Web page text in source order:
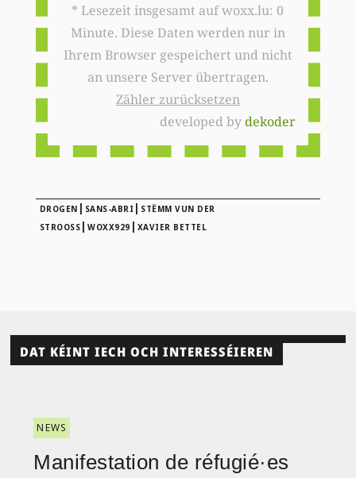
* Lesezeit insgesamt auf woxx.lu: 0
Minute. Diese Daten werden nur in
Ihrem Browser gespeichert und nicht
an unsere Server übertragen.
Zähler zurücksetzen
developed bydekoder
DROGEN | SANS-ABRI | STËMM VUN DER
STROOSS |WOXX929 | XAVIER BETTEL
DAT KÉINT IECH OCH INTERESSÉIEREN
NEWS
Manifestation de réfugié·es